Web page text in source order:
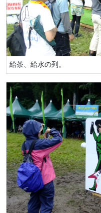
給茶、給水の列。